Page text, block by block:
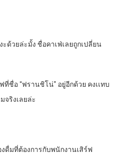
ะด้วยล่ะมั้ง​ ชื่อคาเฟ่เลยถูกเปลี่ยน
ที่ชื่อ​ “ฟรานชิโน่” อยู่อีกด้วย​ คงเเทบ
จริงเลยล่ะ
งดื่มที่ต้องการกับพนักงานเสิร์ฟ​